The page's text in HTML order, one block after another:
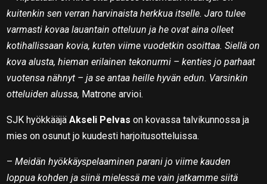
kuitenkin sen verran harvinaista herkkua itselle. Jaro tulee
varmasti kovaa lauantain otteluun ja he ovat aina olleet
kotihallissaan kovia, kuten viime vuodetkin osoittaa. Siellä on
kova alusta, hieman erilainen tekonurmi – kenties jo parhaat
vuotensa nähnyt – ja se antaa heille hyvän edun. Varsinkin
otteluiden alussa, Matrone arvioi.
SJK hyökkääjäAkseli Pelvas on kovassa talvikunnossa ja
mies on osunut jo kuudesti harjoitusotteluissa.
–Meidän hyökkäyspelaaminen parani jo viime kauden
loppua kohden ja siinä mielessä me vain jatkamme siitä